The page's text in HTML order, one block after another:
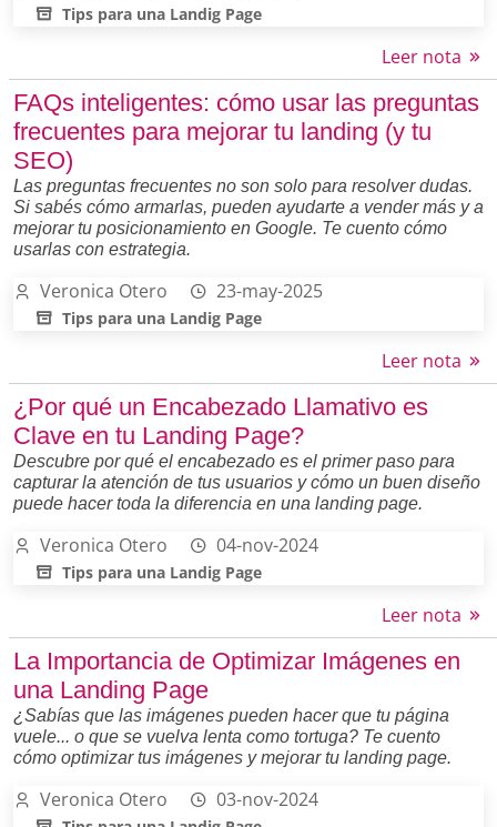
Tips para una Landig Page
Leer nota
FAQs inteligentes: cómo usar las preguntas
frecuentes para mejorar tu landing (y tu
SEO)
Las preguntas frecuentes no son solo para resolver dudas.
Si sabés cómo armarlas, pueden ayudarte a vender más y a
mejorar tu posicionamiento en Google. Te cuento cómo
usarlas con estrategia.
Veronica Otero 23-may-2025
Tips para una Landig Page
Leer nota
¿Por qué un Encabezado Llamativo es
Clave en tu Landing Page?
Descubre por qué el encabezado es el primer paso para
capturar la atención de tus usuarios y cómo un buen diseño
puede hacer toda la diferencia en una landing page.
Veronica Otero 04-nov-2024
Tips para una Landig Page
Leer nota
La Importancia de Optimizar Imágenes en
una Landing Page
¿Sabías que las imágenes pueden hacer que tu página
vuele... o que se vuelva lenta como tortuga? Te cuento
cómo optimizar tus imágenes y mejorar tu landing page.
Veronica Otero 03-nov-2024